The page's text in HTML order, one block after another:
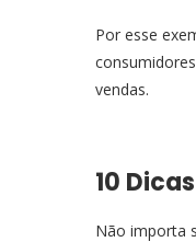
Por esse
vendas.
10
Não importa